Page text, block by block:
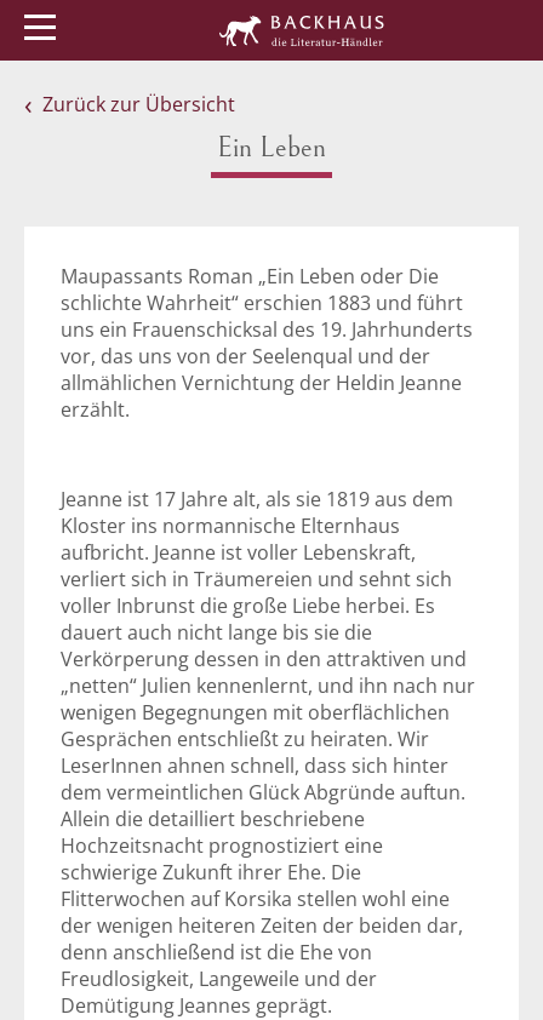
Zurück zur Übersicht
Ein Leben
Maupassants Roman „Ein Leben oder Die
schlichte Wahrheit“ erschien 1883 und führt
uns ein Frauenschicksal des 19. Jahrhunderts
vor, das uns von der Seelenqual und der
allmählichen Vernichtung der Heldin Jeanne
erzählt.
Jeanne ist 17 Jahre alt, als sie 1819 aus dem
Kloster ins normannische Elternhaus
aufbricht. Jeanne ist voller Lebenskraft,
verliert sich in Träumereien und sehnt sich
voller Inbrunst die große Liebe herbei. Es
dauert auch nicht lange bis sie die
Verkörperung dessen in den attraktiven und
„netten“ Julien kennenlernt, und ihn nach nur
wenigen Begegnungen mit oberflächlichen
Gesprächen entschließt zu heiraten. Wir
LeserInnen ahnen schnell, dass sich hinter
dem vermeintlichen Glück Abgründe auftun.
Allein die detailliert beschriebene
Hochzeitsnacht prognostiziert eine
schwierige Zukunft ihrer Ehe. Die
Flitterwochen auf Korsika stellen wohl eine
der wenigen heiteren Zeiten der beiden dar,
denn anschließend ist die Ehe von
Freudlosigkeit, Langeweile und der
Demütigung Jeannes geprägt.